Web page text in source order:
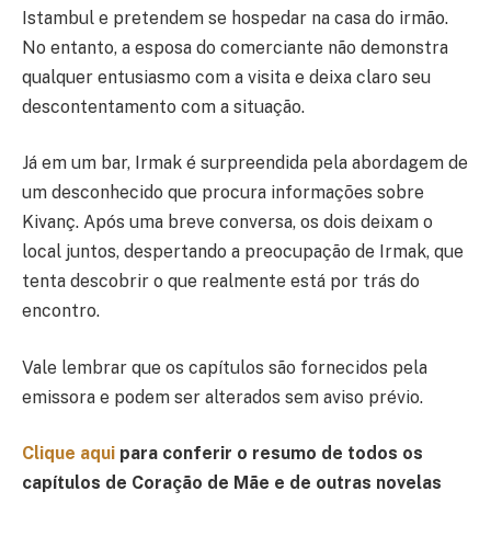
Istambul e pretendem se hospedar na casa do irmão.
No entanto, a esposa do comerciante não demonstra
qualquer entusiasmo com a visita e deixa claro seu
descontentamento com a situação.
Já em um bar, Irmak é surpreendida pela abordagem de
um desconhecido que procura informações sobre
Kivanç. Após uma breve conversa, os dois deixam o
local juntos, despertando a preocupação de Irmak, que
tenta descobrir o que realmente está por trás do
encontro.
Vale lembrar que os capítulos são fornecidos pela
emissora e podem ser alterados sem aviso prévio.
Clique aqui para conferir o resumo de todos os
capítulos de Coração de Mãe e de outras novelas